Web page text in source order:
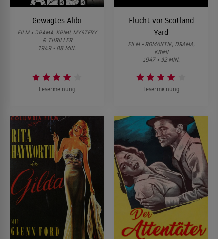
Gewagtes Alibi
FILM • DRAMA, KRIMI, MYSTERY
& THRILLER
1949 • 88 MIN.
Lesermeinung
Flucht vor Scotland
Yard
FILM • ROMANTIK, DRAMA,
KRIMI
1947 • 92 MIN.
Lesermeinung